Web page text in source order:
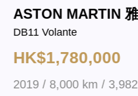
ASTON MARTIN
DB11 Volante
HK$1,780,000
2019 / 8,000 km /